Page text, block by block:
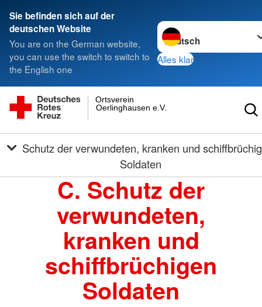
Sie befinden sich auf der
deutschen Website
You are on the German website,
you can use the switch to switch to
the English one
Sprache wechseln zu
Alles klar
Oerlinghausen e.V.
Ortsverein
Soldaten
C. Schutz der
verwundeten,
kranken und
schiffbrüchigen
Soldaten